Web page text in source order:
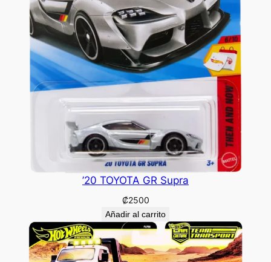
’20 TOYOTA GR Supra
₡2500
Añadir al carrito